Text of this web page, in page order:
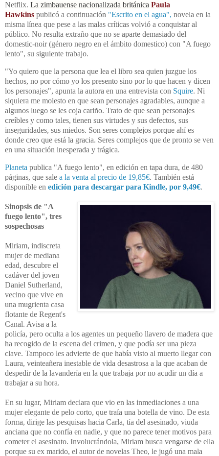
Netflix. La zimbauense nacionalizada británica Paula
Hawkins publicó a continuación "Escrito en el agua", novela en la
misma línea que pese a las malas críticas volvió a conquistar al
público. No resulta extraño que no se aparte demasiado del
domestic-noir (género negro en el ámbito domestico) con "A fuego
lento", su siguiente trabajo.
"Yo quiero que la persona que lea el libro sea quien juzgue los
hechos, no por cómo yo los presento sino por lo que hacen y dicen
los personajes", apunta la autora en una entrevista con Squire. Ni
siquiera me molesto en que sean personajes agradables, aunque a
algunos luego se les coja cariño. Trato de que sean personajes
creíbles y como tales, tienen sus virtudes y sus defectos, sus
inseguridades, sus miedos. Son seres complejos porque ahí es
donde creo que está la gracia. Seres complejos que de pronto se ven
en una situación inesperada y trágica.
Planeta publica "A fuego lento", en edición en tapa dura, de 480
páginas, que sale a la venta al precio de 19,85€. También está
disponible en edición para descargar para Kindle, por 9,49€.
Sinopsis de "A
fuego lento", tres
sospechosas
Miriam, indiscreta
mujer de mediana
edad, descubre el
cadáver del joven
Daniel Sutherland,
vecino que vive en
una mugrienta casa
flotante de Regent's
Canal. Avisa a la
policía, pero oculta a los agentes un pequeño llavero de madera que
ha recogido de la escena del crimen, y que podía ser una pieza
clave. Tampoco les advierte de que había visto al muerto llegar con
Laura, veinteañera inestable de vida desastrosa a la que acaban de
despedir de la lavandería en la que trabaja por no acudir un día a
trabajar a su hora.
En su lugar, Miriam declara que vio en las inmediaciones a una
mujer elegante de pelo corto, que traía una botella de vino. De esta
forma, dirige las pesquisas hacia Carla, tía del asesinado, viuda
anciana que no confía en nadie, y que no parece tener motivos para
cometer el asesinato. Involucrándola, Miriam busca vengarse de ella
porque su ex marido, el autor de novelas Theo, le jugó una mala